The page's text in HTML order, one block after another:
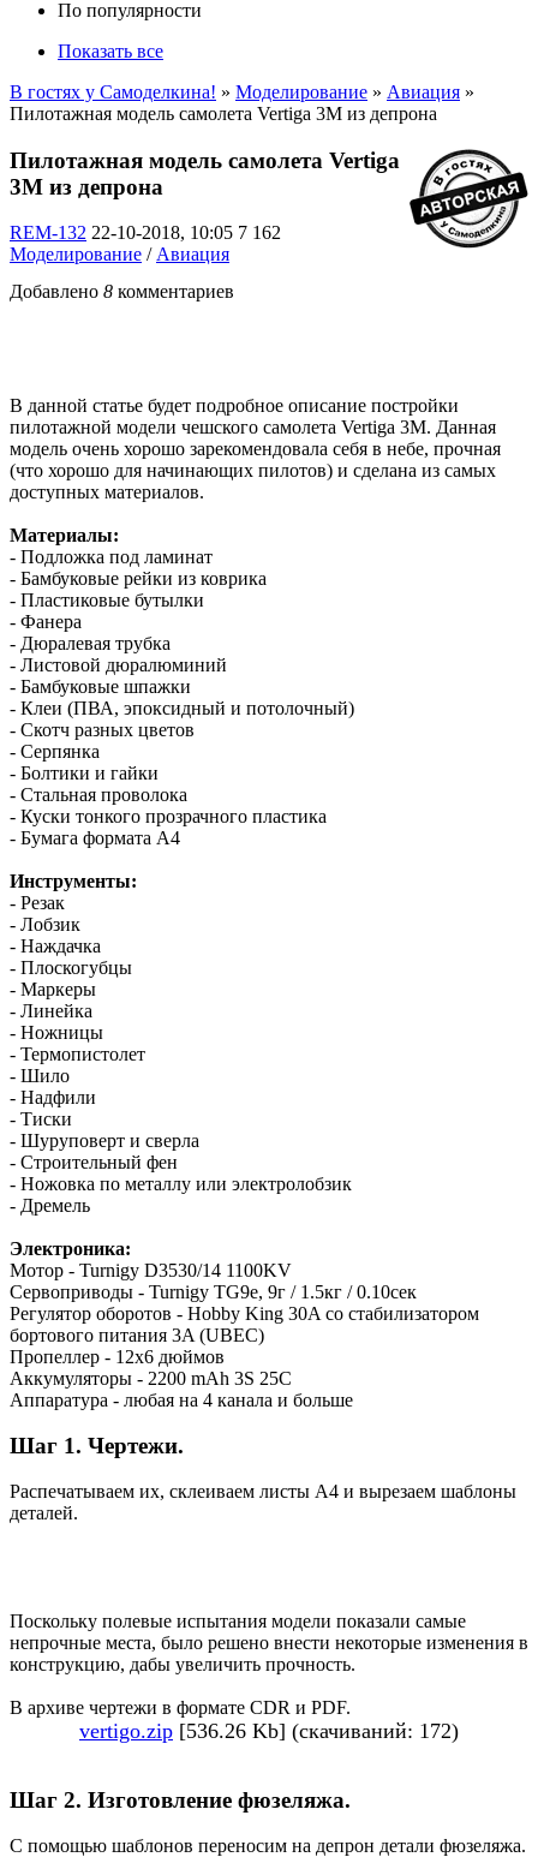
По популярности
Показать все
В гостях у Самоделкина! » Моделирование » Авиация »
Пилотажная модель самолета Vertiga 3M из депрона
Пилотажная модель самолета Vertiga
3M из депрона
REM-132 22-10-2018, 10:05 7 162
Моделирование /Авиация
Добавлено 8 комментариев
В данной статье будет подробное описание постройки
пилотажной модели чешского самолета Vertiga 3M. Данная
модель очень хорошо зарекомендовала себя в небе, прочная
(что хорошо для начинающих пилотов) и сделана из самых
доступных материалов.
Материалы:
- Подложка под ламинат
- Бамбуковые рейки из коврика
- Пластиковые бутылки
- Фанера
- Дюралевая трубка
- Листовой дюралюминий
- Бамбуковые шпажки
- Клеи (ПВА, эпоксидный и потолочный)
- Скотч разных цветов
- Серпянка
- Болтики и гайки
- Стальная проволока
- Куски тонкого прозрачного пластика
- Бумага формата А4
Инструменты:
- Резак
- Лобзик
- Наждачка
- Плоскогубцы
- Маркеры
- Линейка
- Ножницы
- Термопистолет
- Шило
- Надфили
- Тиски
- Шуруповерт и сверла
- Строительный фен
- Ножовка по металлу или электролобзик
- Дремель
Электроника:
Мотор - Turnigy D3530/14 1100KV
Сервоприводы - Turnigy TG9e, 9г / 1.5кг / 0.10сек
Регулятор оборотов - Hobby King 30A со стабилизатором
бортового питания 3A (UBEC)
Пропеллер - 12х6 дюймов
Аккумуляторы - 2200 mAh 3S 25C
Аппаратура - любая на 4 канала и больше
Шаг 1. Чертежи.
Распечатываем их, склеиваем листы А4 и вырезаем шаблоны
деталей.
Поскольку полевые испытания модели показали самые
непрочные места, было решено внести некоторые изменения в
конструкцию, дабы увеличить прочность.
В архиве чертежи в формате CDR и PDF.
vertigo.zip [536.26 Kb] (скачиваний: 172)
Шаг 2. Изготовление фюзеляжа.
С помощью шаблонов переносим на депрон детали фюзеляжа.